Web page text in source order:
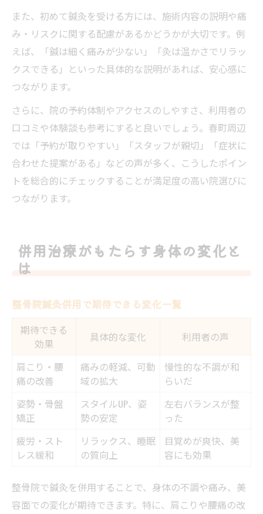
また、初めて鍼灸を受ける方には、施術内容の説明や痛
み・リスクに関する配慮があるかどうかが大切です。例
えば、「鍼は細く痛みが少ない」「灸は温かさでリラッ
クスできる」といった具体的な説明があれば、安心感に
つながります。
さらに、院の予約体制やアクセスのしやすさ、利用者の
口コミや体験談も参考にすると良いでしょう。春町周辺
では「予約が取りやすい」「スタッフが親切」「症状に
合わせた提案がある」などの声が多く、こうしたポイン
トを総合的にチェックすることが満足度の高い院選びに
つながります。
併用治療がもたらす身体の変化と
は
整骨院鍼灸併用で期待できる変化一覧
期待できる
効果
具体的な変化 利用者の声
肩こり・腰
痛の改善
痛みの軽減、可動
域の拡大
慢性的な不調が和
らいだ
姿勢・骨盤
矯正
スタイルUP、姿
勢の安定
左右バランスが整
った
疲労・スト
レス緩和
リラックス、睡眠
の質向上
目覚めが爽快、美
容にも効果
整骨院で鍼灸を併用することで、身体の不調や痛み、美
容面での変化が期待できます。特に、肩こりや腰痛の改